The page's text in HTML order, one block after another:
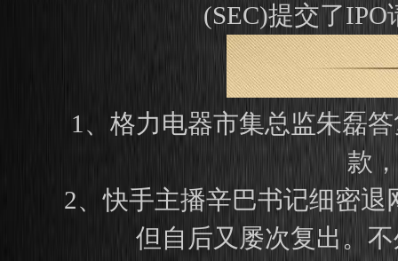
(SEC)提交了
1、格力电器市集总监朱磊
款
2、快手主播辛巴书记细密
但自后又屡次复出。